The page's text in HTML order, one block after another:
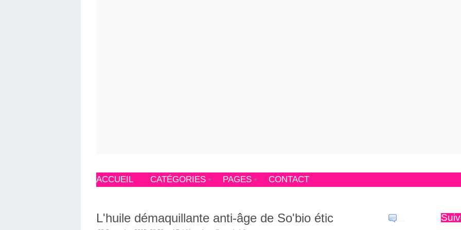
ACCUEIL CATÉGORIES PAGES CONTACT
…
L'huile démaquillante anti-âge de So'bio étic